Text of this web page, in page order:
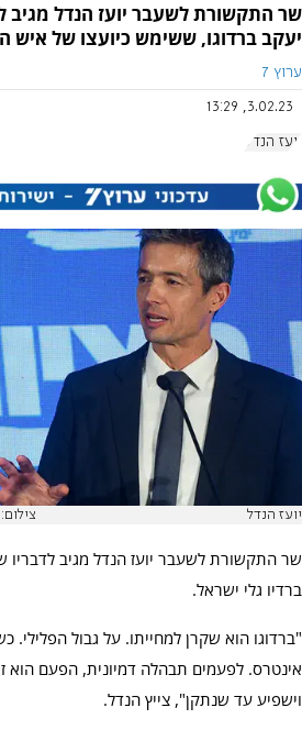
שר התקשורת לשעבר יועז הנדל מגיב
יעקב ברדוגו, ששימש כיועצו של איש
ערוץ 7
3.02.23, 13:29
יועז הנדל
יועז הנדל צילום: Avshalom Sassoni/Flash90
שר התקשורת לשעבר יועז הנדל מגיב לדבריו
ברדיו גלי ישראל.
"ברדוגו הוא שקרן למחייתו. על גבול הפלילי.
אינטרס. לפעמים תבהלה דמיונית, הפעם הוא
וישפיע עד שנתקן", צייץ הנדל.